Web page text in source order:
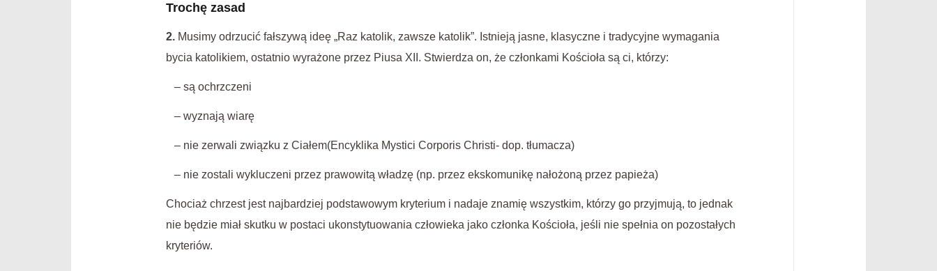
Trochę zasad
2. Musimy odrzucić fałszywą ideę „Raz katolik, zawsze katolik”. Istnieją jasne, klasyczne i tradycyjne wymagania
bycia katolikiem, ostatnio wyrażone przez Piusa XII. Stwierdza on, że członkami Kościoła są ci, którzy:
– są ochrzczeni
– wyznają wiarę
– nie zerwali związku z Ciałem(Encyklika Mystici Corporis Christi- dop. tłumacza)
– nie zostali wykluczeni przez prawowitą władzę (np. przez ekskomunikę nałożoną przez papieża)
Chociaż chrzest jest najbardziej podstawowym kryterium i nadaje znamię wszystkim, którzy go przyjmują, to jednak
nie będzie miał skutku w postaci ukonstytuowania człowieka jako członka Kościoła, jeśli nie spełnia on pozostałych
kryteriów.